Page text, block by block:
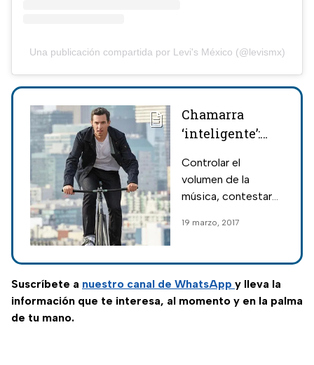
Una publicación compartida por Levi's México (@levismx)
Chamarra
‘inteligente’:
propuesta de
Google y Levi´s
Controlar el
volumen de la
música, contestar
interactuar en el
de esta prenda
19 marzo, 2017
Suscríbete a nuestro canal de WhatsApp y lleva la
información que te interesa, al momento y en la palma
de tu mano.